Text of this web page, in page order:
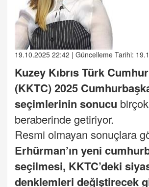
19.10.2025 22:42 | Güncelleme Tarihi:
Kuzey Kıbrıs Türk
(KKTC)2025
seçimlerinin sonucu
beraberinde getiriyor.
Resmi olmayan sonuçlara
Erhürman’ın yeni
seçilmesi, KKTC’deki
denklemleri değiştirecek